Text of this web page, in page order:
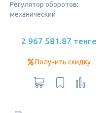
Регулятор оборотов:
механический
2 967 581.87 тенге
Получить скидку